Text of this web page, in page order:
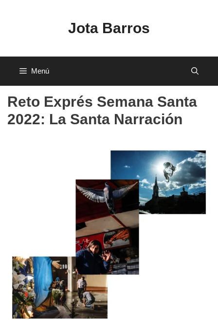
Jota Barros
Menú
Reto Exprés Semana Santa
2022: La Santa Narración